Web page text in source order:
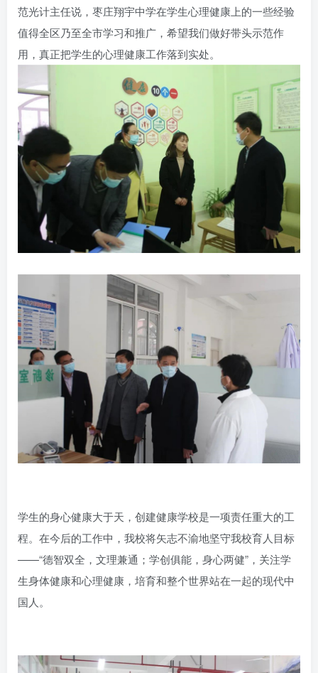
范光计主任说，枣庄翔宇中学在学生心理健康上的一些经验
值得全区乃至全市学习和推广，希望我们做好带头示范作
用，真正把学生的心理健康工作落到实处。
学生的身心健康大于天，创建健康学校是一项责任重大的工
程。在今后的工作中，我校将矢志不渝地坚守我校育人目标
——“德智双全，文理兼通；学创俱能，身心两健”，关注学
生身体健康和心理健康，培育和整个世界站在一起的现代中
国人。